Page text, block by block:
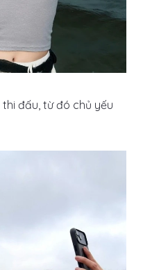
đấu, từ đó chủ yếu